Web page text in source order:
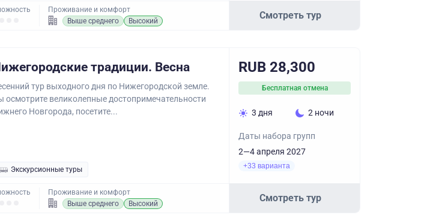
Проживание и комфорт
Выше среднего
Высокий
Смотреть тур
традиции. Весна
тур выходного дня по Нижегородской земле.
осмотрите великолепные достопримечательности
Новгорода, посетите...
Экскурсионные туры
Проживание и комфорт
Выше среднего
Высокий
RUB 28,300
Бесплатная отмена
3 дня 2 ночи
Даты набора групп
2—4 апреля 2027
+33 варианта
Смотреть тур